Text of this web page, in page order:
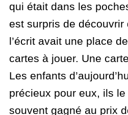
qui était dans les
est surpris de
l’écrit avait une place
cartes à jouer. Une
Les enfants
précieux pour eux, ils
souvent gagné au prix